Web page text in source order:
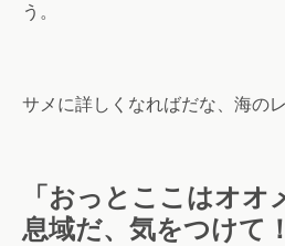
う。
サメに詳しくなればだな、海の
「おっとここはオ
息域だ、気をつけて！